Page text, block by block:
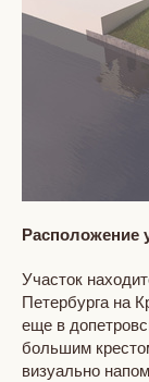
Расположение
Участок
Петербурга на
еще в
большим
визуально